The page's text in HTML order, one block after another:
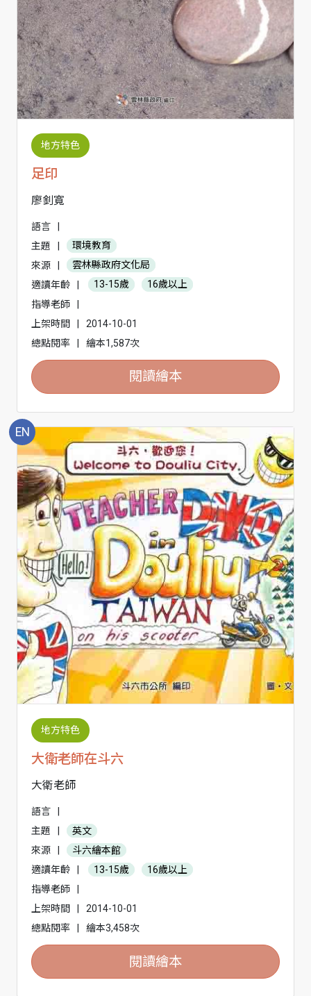
地方特色
足印
廖釗寬
語言
主題
環境教育
來源
雲林縣政府文化局
適讀年齡
13-15歲
16歲以上
指導老師
上架時間
2014-10-01
總點閱率
繪本1,587次
閱讀繪本
EN
地方特色
大衛老師在斗六
大衛老師
語言
主題
英文
來源
斗六繪本館
適讀年齡
13-15歲
16歲以上
指導老師
上架時間
2014-10-01
總點閱率
繪本3,458次
閱讀繪本